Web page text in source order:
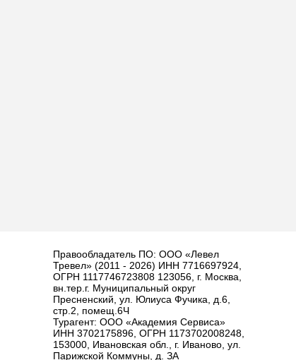
Правообладатель ПО: ООО «Левел
Тревел» (2011 - 2026) ИНН 7716697924,
ОГРН 1117746723808 123056, г. Москва,
вн.тер.г. Муниципальный округ
Пресненский, ул. Юлиуса Фучика, д.6,
стр.2, помещ.6Ч
Турагент: ООО «Академия Сервиса»
ИНН 3702175896, ОГРН 1173702008248,
153000, Ивановская обл., г. Иваново, ул.
Парижской Коммуны, д. ЗА